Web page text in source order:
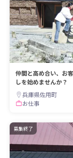
仲間と高め合い、お
しを始めませんか？
兵庫県佐用町
お仕事
募集終了